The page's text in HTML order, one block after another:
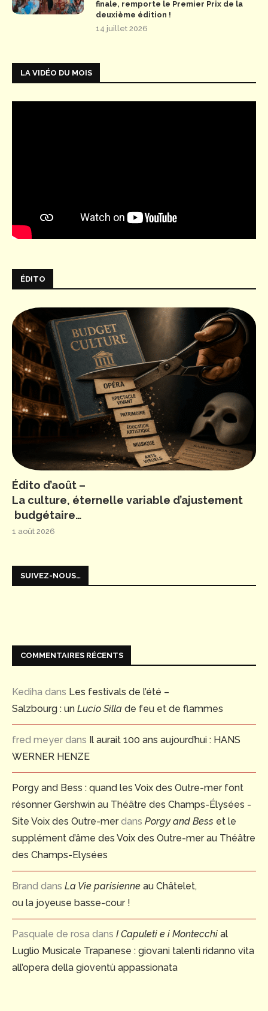
finale, remporte le Premier Prix de la
deuxième édition !
14 juillet 2026
LA VIDÉO DU MOIS
ÉDITO
Édito d’août –
La culture, éternelle variable d’ajustement
budgétaire…
1 août 2026
SUIVEZ-NOUS…
COMMENTAIRES RÉCENTS
Kediha dans Les festivals de l’été –
Salzbourg : un Lucio Silla de feu et de flammes
fred meyer dans Il aurait 100 ans aujourd’hui : HANS
WERNER HENZE
Porgy and Bess : quand les Voix des Outre-mer font
résonner Gershwin au Théâtre des Champs-Élysées -
Site Voix des Outre-merdans Porgy and Bess et le
supplément d’âme des Voix des Outre-mer au Théâtre
des Champs-Elysées
Brand dans La Vie parisienne au Châtelet,
ou la joyeuse basse-cour !
Pasquale de rosa dans I Capuleti e i Montecchi al
Luglio Musicale Trapanese : giovani talenti ridanno vita
all’opera della gioventù appassionata